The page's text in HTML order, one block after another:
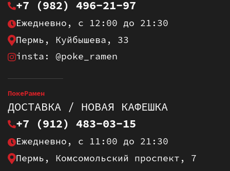
+7 (982) 496-21-97
Ежедневно, с 12:00 до 21:30
Пермь, Куйбышева, 33
insta: @poke_ramen
ПокеРамен
ДОСТАВКА / НОВАЯ КАФЕШКА
+7 (912) 483-03-15
Ежедневно, с 11:00 до 21:30
Пермь, Комсомольский проспект, 7